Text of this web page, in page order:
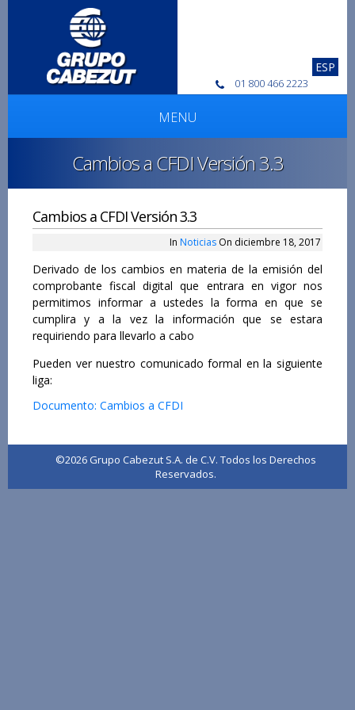
ESP
01 800 466 2223
MENU
Cambios a CFDI Versión 3.3
Cambios a CFDI Versión 3.3
In Noticias On diciembre 18, 2017
Derivado de los cambios en materia de la emisión del
comprobante fiscal digital que entrara en vigor nos
permitimos informar a ustedes la forma en que se
cumplira y a la vez la información que se estara
requiriendo para llevarlo a cabo
Pueden ver nuestro comunicado formal en la siguiente
liga:
Documento: Cambios a CFDI
©2026 Grupo Cabezut S.A. de C.V. Todos los Derechos
Reservados.